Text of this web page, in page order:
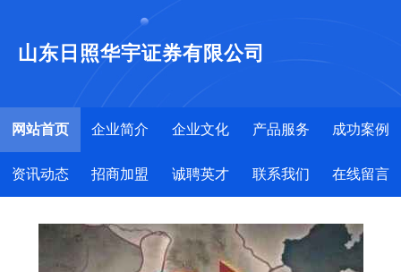
山东日照华宇证券有限公司
网站首页 企业简介 企业文化 产品服务 成功案例
资讯动态 招商加盟 诚聘英才 联系我们 在线留言